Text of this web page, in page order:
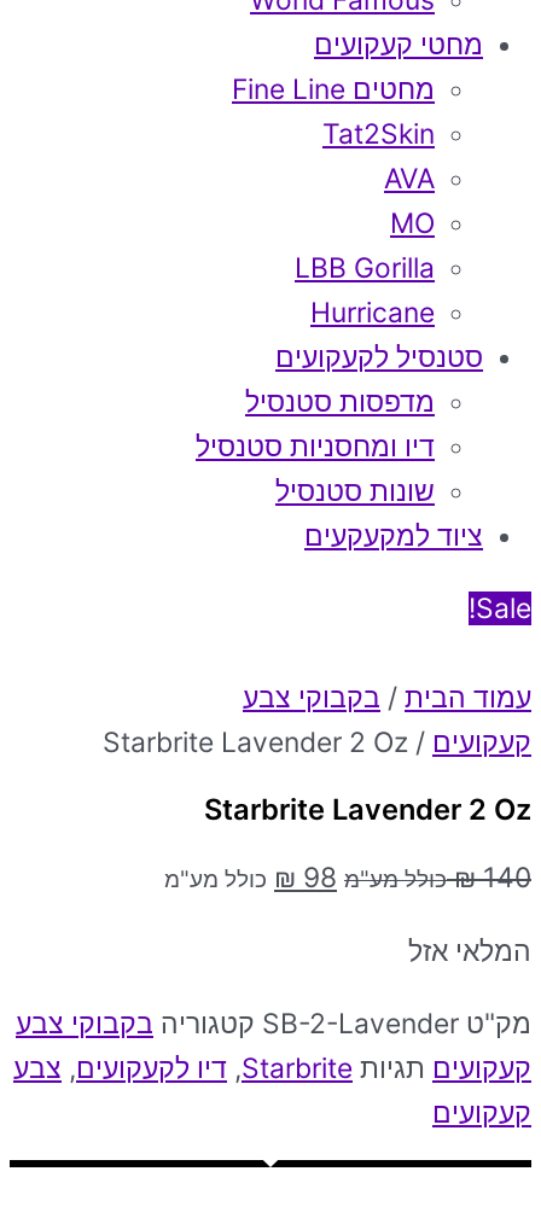
מחטי קעקועים
מחטים Fine Line
Tat2Skin
AVA
MO
LBB Gorilla
Hurricane
סטנסיל לקעקועים
מדפסות סטנסיל
דיו ומחסניות סטנסיל
שונות סטנסיל
ציוד למקעקעים
Sale!
עמוד הבית / בקבוקי צבע
קעקועים / Starbrite Lavender 2 Oz
Starbrite Lavender 2 Oz
₪140 כולל מע"מ ₪ 98 כולל מע"מ
המלאי אזל
מק"ט SB-2-Lavender קטגוריה בקבוקי צבע
קעקועים תגיות Starbrite
, דיו לקעקועים, צבע
קעקועים